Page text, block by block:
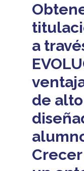
a
de